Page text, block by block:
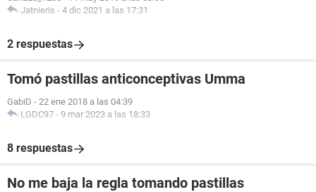
Jatnieris - 4 dic 2021 a las 17:31
2 respuestas
Tomó pastillas anticonceptivas Umma
GabiD - 22 ene 2018 a las 04:39
LGDC97 - 9 mar 2023 a las 18:33
8 respuestas
No me baja la regla tomando pastillas